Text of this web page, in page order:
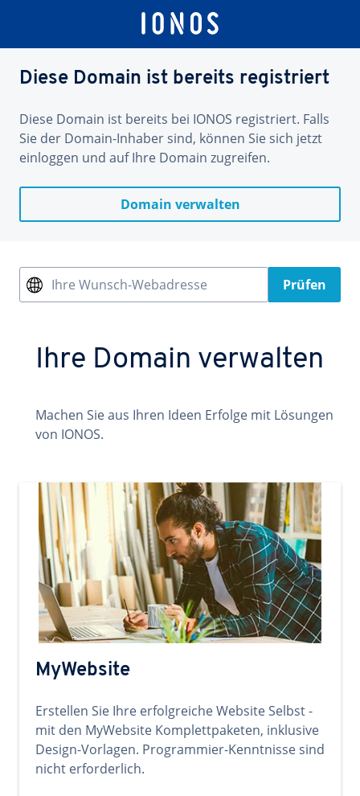
Diese Domain ist bereits registriert
Diese Domain ist bereits bei IONOS registriert. Falls
Sie der Domain-Inhaber sind, können Sie sich jetzt
einloggen und auf Ihre Domain zugreifen.
Domain verwalten
Ihre Wunsch-Webadresse Prüfen
Ihre Domain verwalten
Machen Sie aus Ihren Ideen Erfolge mit Lösungen
von IONOS.
MyWebsite
Erstellen Sie Ihre erfolgreiche Website Selbst -
mit den MyWebsite Komplettpaketen, inklusive
Design-Vorlagen. Programmier-Kenntnisse sind
nicht erforderlich.